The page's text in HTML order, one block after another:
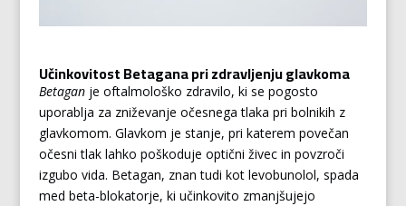
Učinkovitost Betagana pri zdravljenju glavkoma
Betaganje oftalmološko zdravilo, ki se pogosto
uporablja za zniževanje očesnega tlaka pri bolnikih z
glavkomom. Glavkom je stanje, pri katerem povečan
očesni tlak lahko poškoduje optični živec in povzroči
izgubo vida. Betagan, znan tudi kot levobunolol, spada
med beta-blokatorje, ki učinkovito zmanjšujejo